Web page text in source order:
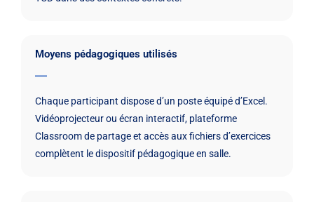
Moyens pédagogiques utilisés
Chaque participant dispose d’un poste équipé d’Excel.
Vidéoprojecteur ou écran interactif, plateforme
Classroom de partage et accès aux fichiers d’exercices
complètent le dispositif pédagogique en salle.